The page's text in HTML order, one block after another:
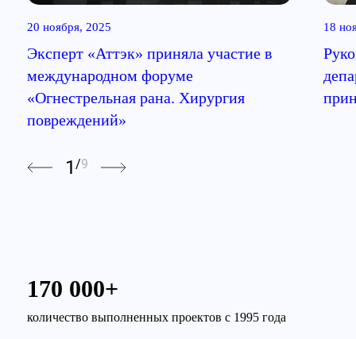
20 ноября, 2025
Эксперт «Аттэк» приняла участие в
международном форуме
«Огнестрельная рана. Хирургия
повреждений»
18
1 /9
170 000+
количество выполненных проектов с 1995 года